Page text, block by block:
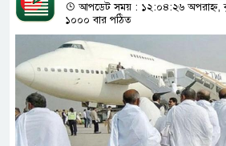
আপডেট সময় : ১২:০৪:২৬ অপরাহ্ন,
১০০০ বার পঠিত